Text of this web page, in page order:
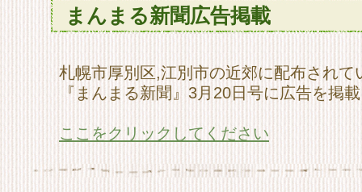
まんまる新聞広告掲載
札幌市厚別区,江別市の近郊に配布されて
『まんまる新聞』3月20日号に広告を掲
ここをクリックしてください